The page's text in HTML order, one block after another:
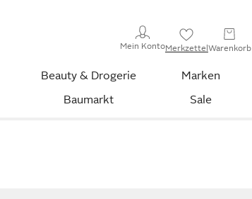
Mein KontoMerkzettelWarenkorb
Beauty & Drogerie
Marken
Baumarkt Sale